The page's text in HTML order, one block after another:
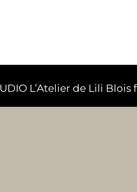
L’Atelier de Lili